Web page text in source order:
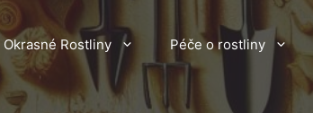
Okrasné Rostliny Péče o rostliny